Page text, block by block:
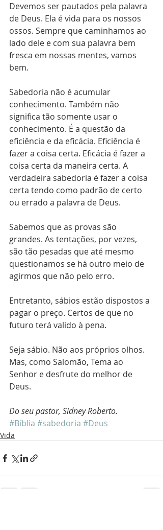
Devemos ser pautados pela palavra
de Deus. Ela é vida para os nossos
ossos. Sempre que caminhamos ao
lado dele e com sua palavra bem
fresca em nossas mentes, vamos
bem.
Sabedoria não é acumular
conhecimento. Também não
significa tão somente usar o
conhecimento. É a questão da
eficiência e da eficácia. Eficiência é
fazer a coisa certa. Eficácia é fazer a
coisa certa da maneira certa. A
verdadeira sabedoria é fazer a coisa
certa tendo como padrão de certo
ou errado a palavra de Deus.
Sabemos que as provas são
grandes. As tentações, por vezes,
são tão pesadas que até mesmo
questionamos se há outro meio de
agirmos que não pelo erro.
Entretanto, sábios estão dispostos a
pagar o preço. Certos de que no
futuro terá valido à pena.
Seja sábio. Não aos próprios olhos.
Mas, como Salomão, Tema ao
Senhor e desfrute do melhor de
Deus.
Do seu pastor, Sidney Roberto.
#Bíblia #sabedoria #Deus
Vida